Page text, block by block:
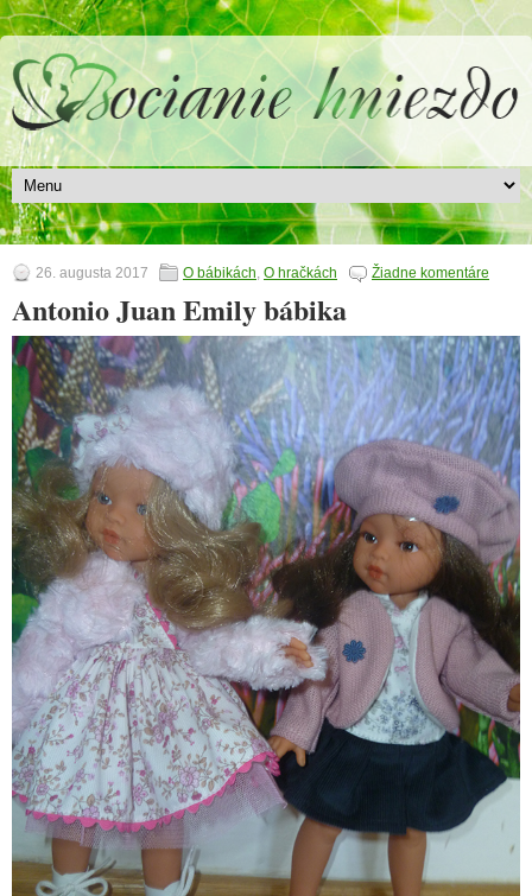
26. augusta 2017 O bábikách O hračkách Žiadne komentáre
Antonio Juan Emily bábika